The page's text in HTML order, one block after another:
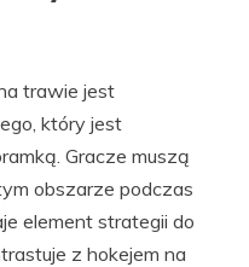
trawie jest
który jest
Gracze muszą
obszarze podczas
element strategii do
z hokejem na